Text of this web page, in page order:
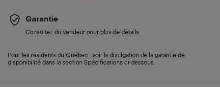
Garantie
Consultez du vendeur pour plus de détails.
Pour les résidents du Québec : voir la divulgation de la garantie de
disponibilité dans la section Spécifications ci-dessous.